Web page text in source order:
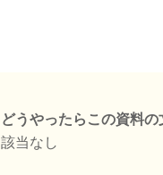
どうやったらこの資料の
該当なし